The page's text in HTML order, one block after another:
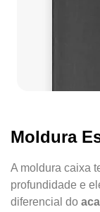
Moldura
A moldura caixa
profundidade e
diferencial do